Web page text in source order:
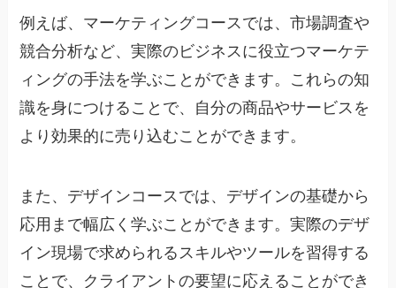
例えば、マーケティングコースでは、市場調査や
競合分析など、実際のビジネスに役立つマーケテ
ィングの手法を学ぶことができます。これらの知
識を身につけることで、自分の商品やサービスを
より効果的に売り込むことができます。
また、デザインコースでは、デザインの基礎から
応用まで幅広く学ぶことができます。実際のデザ
イン現場で求められるスキルやツールを習得する
ことで、クライアントの要望に応えることができ